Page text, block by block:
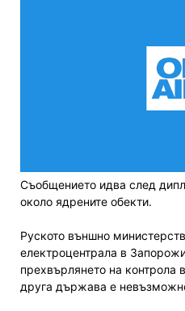
Съобщението идва след
около ядрените обекти.
Руското външно
електроцентрала в
прехвърлянето на контрола
друга държава е